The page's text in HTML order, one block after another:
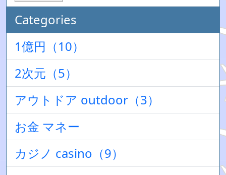
Categories
1億円（10）
2次元（5）
アウトドア outdoor（3）
お金 マネー
カジノ casino（9）